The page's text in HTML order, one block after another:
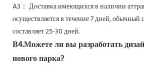
A3： Доставка имеющихся в наличии
осуществляется в течение 7 дней, обычный
составляет 25-30 дней.
В4.Можете ли вы разработать
нового парка?